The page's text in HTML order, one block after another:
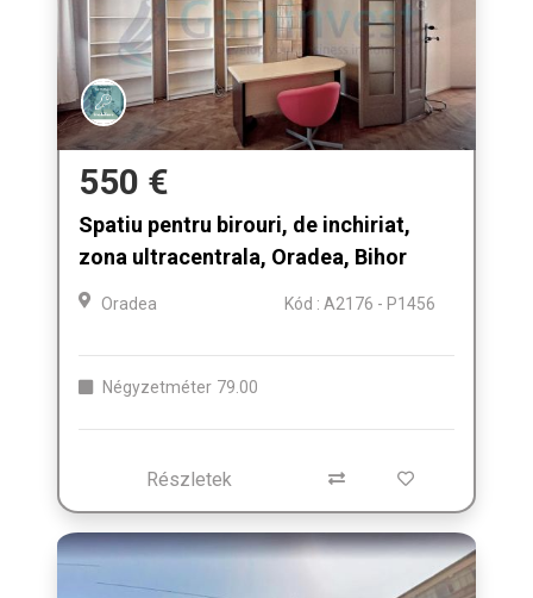
550 €
Spatiu pentru birouri, de inchiriat,
zona ultracentrala, Oradea, Bihor
Oradea Kód : A2176 - P1456
Négyzetméter 79.00
Részletek